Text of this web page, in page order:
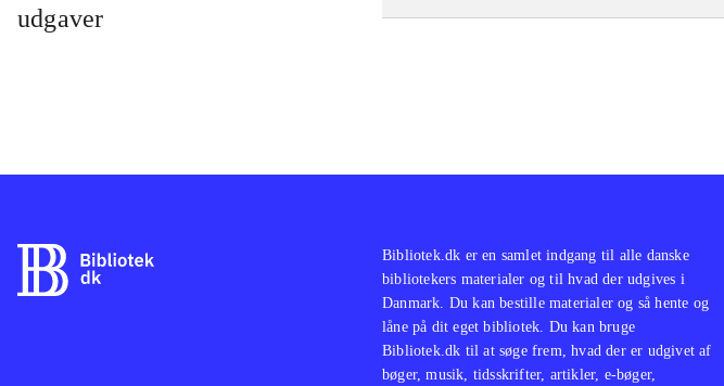
udgaver
Bibliotek.dk er en samlet indgang til alle danske
bibliotekers materialer og til hvad der udgives i
Danmark. Du kan bestille materialer og så hente og
låne på dit eget bibliotek. Du kan bruge
Bibliotek.dk til at søge frem, hvad der er udgivet af
bøger, musik, tidsskrifter, artikler, e-bøger,